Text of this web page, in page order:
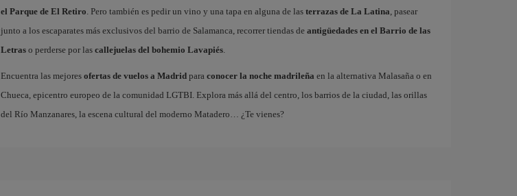
el Parque de El Retiro. Pero también es pedir un vino y una tapa en alguna de las terrazas de La Latina, pasear
junto a los escaparates más exclusivos del barrio de Salamanca, recorrer tiendas de antigüedades en el Barrio de las
Letraso perderse por las callejuelas del bohemio Lavapiés.
Encuentra las mejores ofertas de vuelos a Madridpara conocer la noche madrileña en la alternativa Malasaña o en
Chueca, epicentro europeo de la comunidad LGTBI. Explora más allá del centro, los barrios de la ciudad, las orillas
del Río Manzanares, la escena cultural del moderno Matadero… ¿Te vienes?